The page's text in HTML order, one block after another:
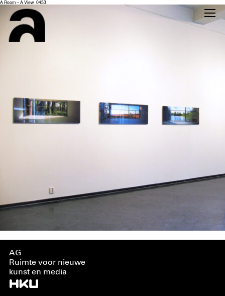
A Room – A View_0453
AG
Ruimte voor nieuwe
kunst en media